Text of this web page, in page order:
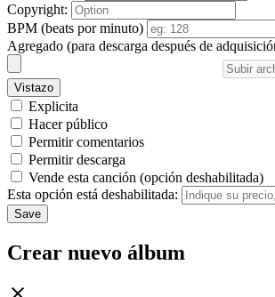
Copyright:
BPM (beats por minuto)
Agregado (para descarga después de
Vistazo
Explicita
Hacer público
Permitir comentarios
Permitir descarga
Vende esta canción (opción deshabilitada)
Esta opción está deshabilitada:
Save
Crear nuevo álbum